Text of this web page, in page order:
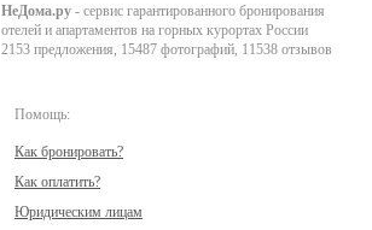
НеДома.ру - сервис гарантированного бронирования
отелей и апартаментов на горных курортах России
2153 предложения, 15487 фотографий, 11538 отзывов
Помощь:
Как бронировать?
Как оплатить?
Юридическим лицам